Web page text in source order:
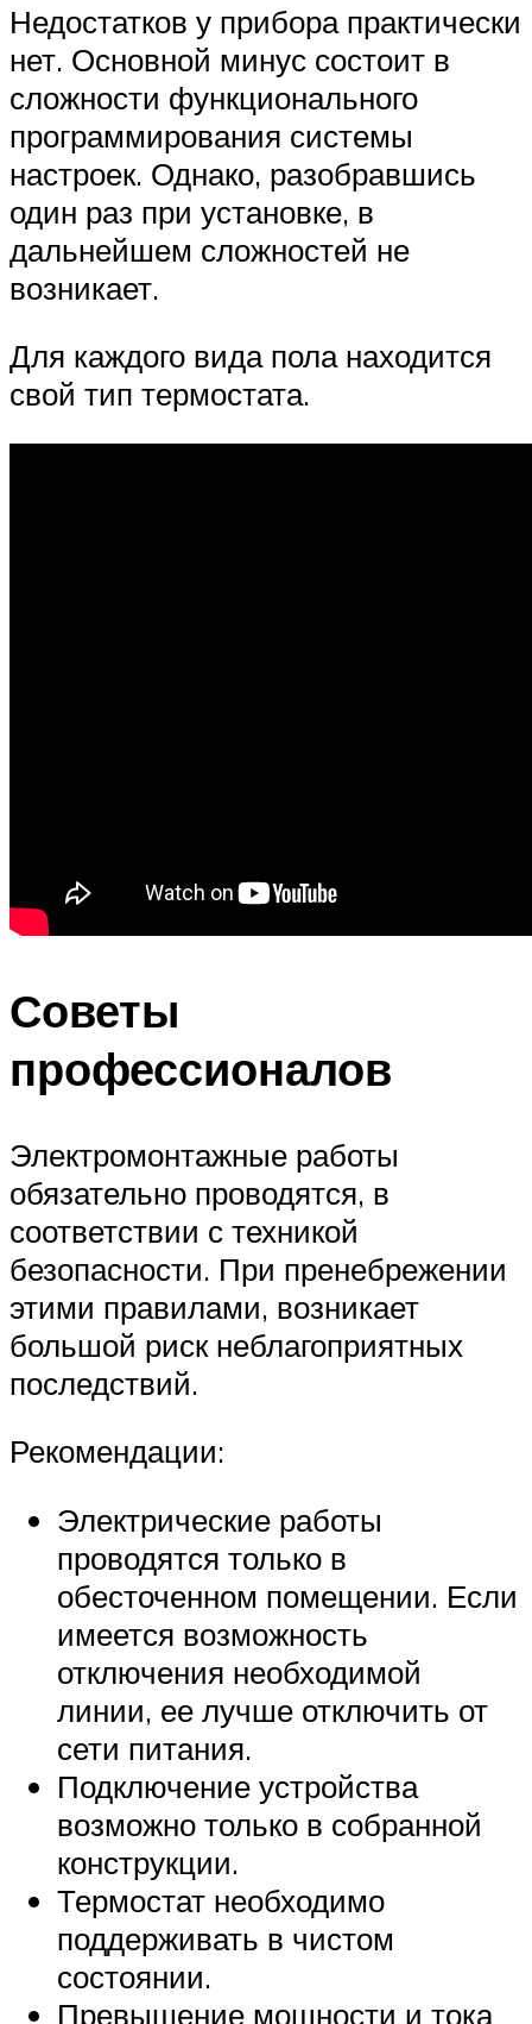
Недостатков у прибора практически
нет. Основной минус состоит в
сложности функционального
программирования системы
настроек. Однако, разобравшись
один раз при установке, в
дальнейшем сложностей не
возникает.
Для каждого вида пола находится
свой тип термостата.
Советы
профессионалов
Электромонтажные работы
обязательно проводятся, в
соответствии с техникой
безопасности. При пренебрежении
этими правилами, возникает
большой риск неблагоприятных
последствий.
Рекомендации:
Электрические работы
проводятся только в
обесточенном помещении. Если
имеется возможность
отключения необходимой
линии, ее лучше отключить от
сети питания.
Подключение устройства
возможно только в собранной
конструкции.
Термостат необходимо
поддерживать в чистом
состоянии.
Превышение мощности и тока